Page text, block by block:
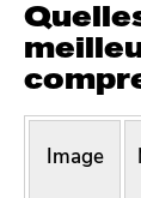
Image